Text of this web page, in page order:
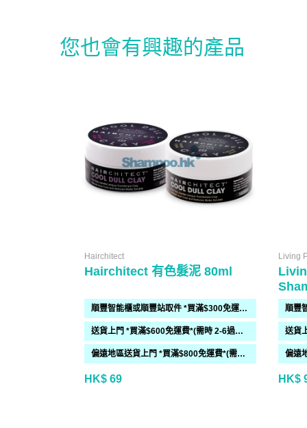
您也會有興趣的產品
Hairchitect
Hairchitect 有色髮泥 80ml
順豐智能櫃或順豐站取件 *買滿$300免運費*
送貨上門 *買滿$600免運費*(需時 2-6過工作天)
偏遠地區送貨上門 *買滿$800免運費*(需時 2-6個工作天)
HK$ 69
Living
HK$